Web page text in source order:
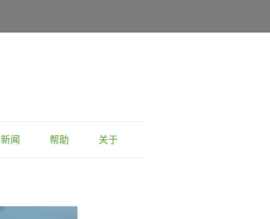
新闻 帮助 关于